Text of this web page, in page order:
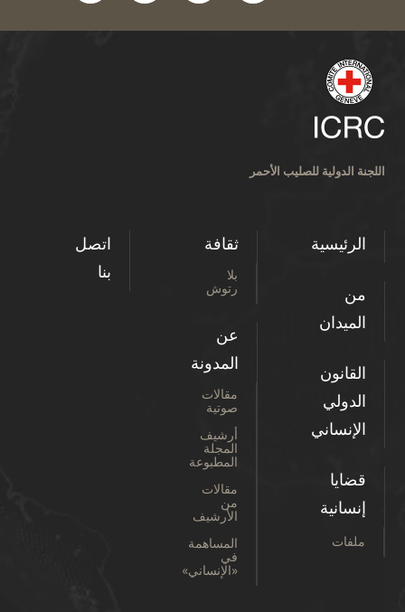
اللجنة الدولية للصليب الأحمر
الرئيسية
من
الميدان
القانون
الدولي
الإنساني
قضايا
إنسانية
ملفات
ثقافة
بلا
رتوش
عن
المدونة
مقالات
صوتية
أرشيف
المجلة
المطبوعة
مقالات
من
الأرشيف
المساهمة
في
«الإنساني»
اتصل
بنا